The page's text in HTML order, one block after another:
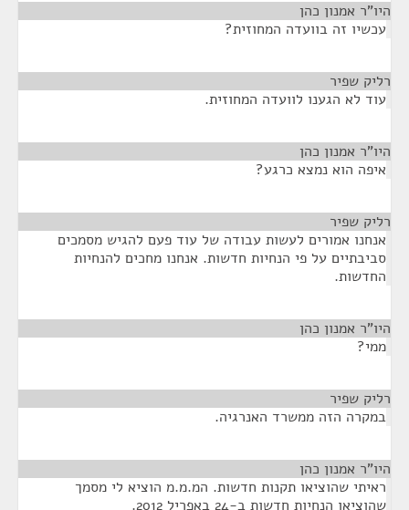
היו"ר אמנון כהן
עכשיו זה בוועדה המחוזית?
רליק שפיר
עוד לא הגענו לוועדה המחוזית.
היו"ר אמנון כהן
איפה הוא נמצא כרגע?
רליק שפיר
אנחנו אמורים לעשות עבודה של עוד פעם להגיש מסמכים
סביבתיים על פי הנחיות חדשות. אנחנו מחכים להנחיות
החדשות.
היו"ר אמנון כהן
ממי?
רליק שפיר
במקרה הזה ממשרד האנרגיה.
היו"ר אמנון כהן
ראיתי שהוציאו תקנות חדשות. המ.מ.מ הוציא לי מסמך
שהוציאו הנחיות חדשות ב-24 באפריל 2012.